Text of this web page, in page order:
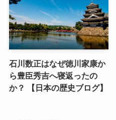
石川数正はなぜ徳川家康か
ら豊臣秀吉へ寝返ったの
か？ 【日本の歴史ブログ】